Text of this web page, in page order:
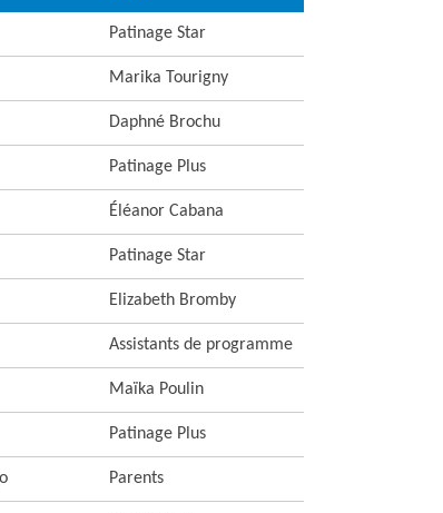
Patinage Star
Marika Tourigny
Daphné Brochu
Patinage Plus
Éléanor Cabana
Patinage Star
Elizabeth Bromby
Assistants de programme
Maïka Poulin
Patinage Plus
Parents